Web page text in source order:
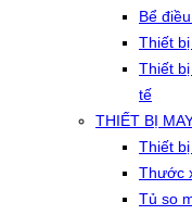
Bể
Thiết
Thiết
tế
THIẾT BỊ
Thiết
Thước
Tủ so